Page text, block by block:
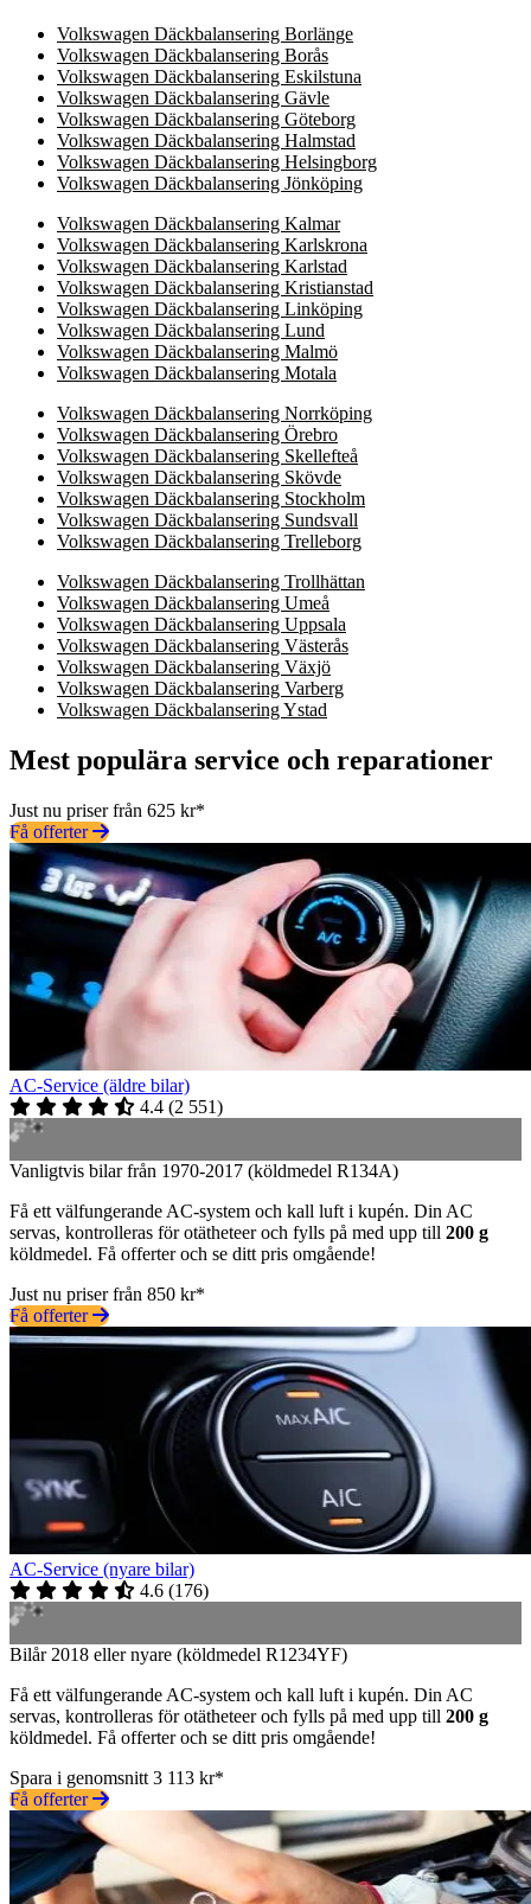
Volkswagen Däckbalansering Borlänge
Volkswagen Däckbalansering Borås
Volkswagen Däckbalansering Eskilstuna
Volkswagen Däckbalansering Gävle
Volkswagen Däckbalansering Göteborg
Volkswagen Däckbalansering Halmstad
Volkswagen Däckbalansering Helsingborg
Volkswagen Däckbalansering Jönköping
Volkswagen Däckbalansering Kalmar
Volkswagen Däckbalansering Karlskrona
Volkswagen Däckbalansering Karlstad
Volkswagen Däckbalansering Kristianstad
Volkswagen Däckbalansering Linköping
Volkswagen Däckbalansering Lund
Volkswagen Däckbalansering Malmö
Volkswagen Däckbalansering Motala
Volkswagen Däckbalansering Norrköping
Volkswagen Däckbalansering Örebro
Volkswagen Däckbalansering Skellefteå
Volkswagen Däckbalansering Skövde
Volkswagen Däckbalansering Stockholm
Volkswagen Däckbalansering Sundsvall
Volkswagen Däckbalansering Trelleborg
Volkswagen Däckbalansering Trollhättan
Volkswagen Däckbalansering Umeå
Volkswagen Däckbalansering Uppsala
Volkswagen Däckbalansering Västerås
Volkswagen Däckbalansering Växjö
Volkswagen Däckbalansering Varberg
Volkswagen Däckbalansering Ystad
Mest populära service och reparationer
Just nu priser från 625 kr*
Få offerter
AC-Service (äldre bilar)
4.4 (2 551)
Vanligtvis bilar från 1970-2017 (köldmedel R134A)
Få ett välfungerande AC-system och kall luft i kupén. Din AC
servas, kontrolleras för otätheteer och fylls på med upp till 200 g
köldmedel. Få offerter och se ditt pris omgående!
Just nu priser från 850 kr*
Få offerter
AC-Service (nyare bilar)
4.6 (176)
Bilår 2018 eller nyare (köldmedel R1234YF)
Få ett välfungerande AC-system och kall luft i kupén. Din AC
servas, kontrolleras för otätheteer och fylls på med upp till 200 g
köldmedel. Få offerter och se ditt pris omgående!
Spara i genomsnitt 3 113 kr*
Få offerter